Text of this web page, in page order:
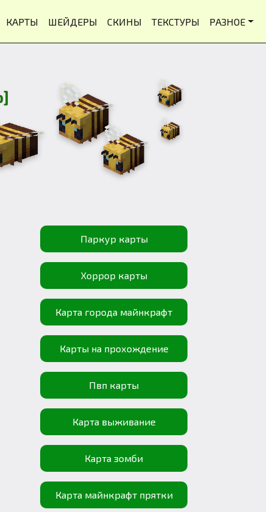
КАРТЫ ШЕЙДЕРЫ СКИНЫ ТЕКСТУРЫ РАЗНОЕ
Паркур карты
Хоррор карты
Карта города майнкрафт
Карты на прохождение
Пвп карты
Карта выживание
Карта зомби
Карта майнкрафт прятки